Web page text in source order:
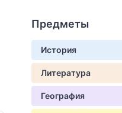
Предметы
История
Литература
География